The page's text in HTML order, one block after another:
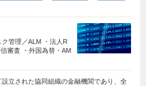
管理／ALM ・法人R
審査 ・外国為替・AM
立された協同組織の金融機関であり、全